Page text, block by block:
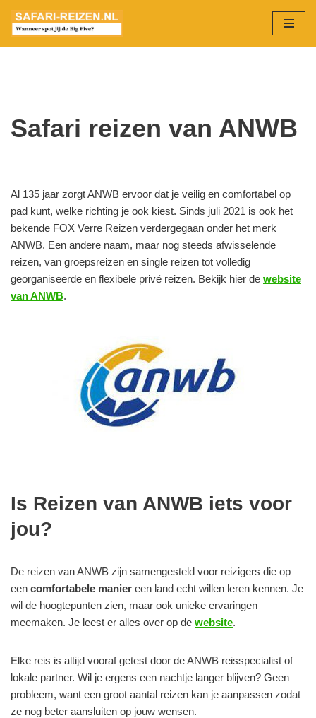
Ga
Safari reizen van ANWB
Al 135 jaar zorgt ANWB ervoor dat je veilig en comfortabel op
pad kunt, welke richting je ook kiest. Sinds juli 2021 is ook het
bekende FOX Verre Reizen verdergegaan onder het merk
ANWB. Een andere naam, maar nog steeds afwisselende
reizen, van groepsreizen en single reizen tot volledig
georganiseerde en flexibele privé reizen. Bekijk hier de website
van ANWB.
Is Reizen van ANWB iets voor
jou?
De reizen van ANWB zijn samengesteld voor reizigers die op
een comfortabele manier een land echt willen leren kennen. Je
wil de hoogtepunten zien, maar ook unieke ervaringen
meemaken. Je leest er alles over op de website.
Elke reis is altijd vooraf getest door de ANWB reisspecialist of
lokale partner. Wil je ergens een nachtje langer blijven? Geen
probleem, want een groot aantal reizen kan je aanpassen zodat
ze nog beter aansluiten op jouw wensen.